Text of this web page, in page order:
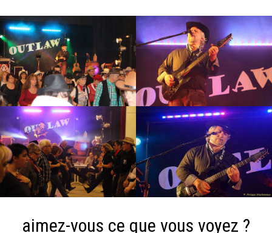
aimez-vous ce que vous voyez ?